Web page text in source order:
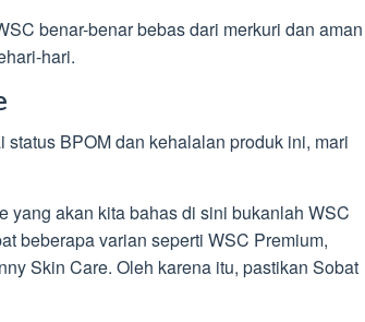
benar-benar bebas dari merkuri dan aman
hari.
BPOM dan kehalalan produk ini, mari
yang akan kita bahas di sini bukanlah WSC
beberapa varian seperti WSC Premium,
Skin Care. Oleh karena itu, pastikan Sobat